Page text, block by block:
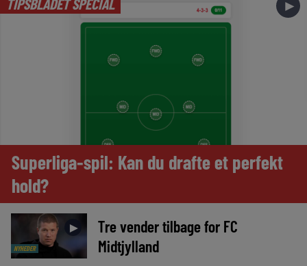
TIPSBLADET SPECIAL ►
Superliga-spil: Kan du drafte et perfekt
hold?
NYHEDER
►
Tre vender tilbage for FC
Midtjylland